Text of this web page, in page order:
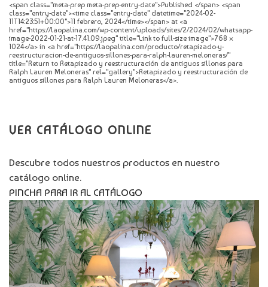
<span class="meta-prep meta-prep-entry-date">Published </span> <span
class="entry-date"><time class="entry-date" datetime="2024-02-
11T14:23:51+00:00">11 febrero, 2024</time></span> at <a
href="https://laopalina.com/wp-content/uploads/sites/2/2024/02/whatsapp-
image-2022-01-21-at-17.41.09.jpeg" title="Link to full-size image">768 ×
1024</a> in <a href="https://laopalina.com/producto/retapizado-y-
reestructuracion-de-antiguos-sillones-para-ralph-lauren-meloneras/"
title="Return to Retapizado y reestructuración de antiguos sillones para
Ralph Lauren Meloneras" rel="gallery">Retapizado y reestructuración de
antiguos sillones para Ralph Lauren Meloneras</a>.
VER CATÁLOGO ONLINE
Descubre todos nuestros productos en nuestro
catálogo online.
PINCHA PARA IR AL CATÁLOGO